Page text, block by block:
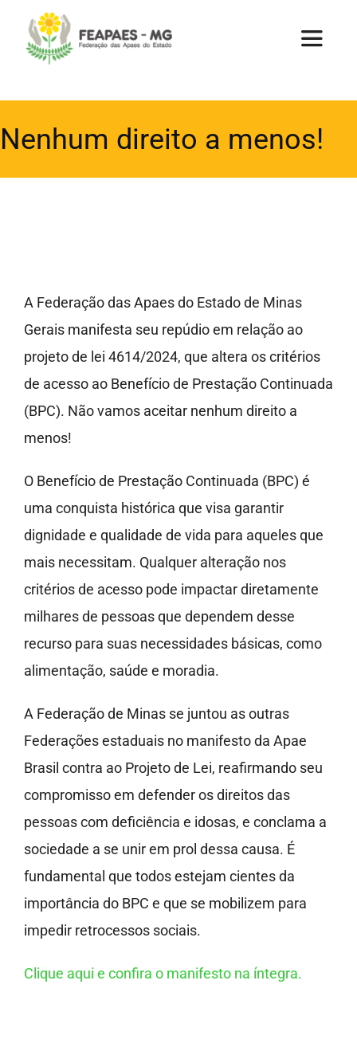
Toggle
Parcerias
Doe
Nenhum direito a menos!
A Federação das Apaes do Estado de Minas
Gerais manifesta seu repúdio em relação ao
projeto de lei 4614/2024, que altera os critérios
de acesso ao Benefício de Prestação Continuada
(BPC). Não vamos aceitar nenhum direito a
menos!
O Benefício de Prestação Continuada (BPC) é
uma conquista histórica que visa garantir
dignidade e qualidade de vida para aqueles que
mais necessitam. Qualquer alteração nos
critérios de acesso pode impactar diretamente
milhares de pessoas que dependem desse
recurso para suas necessidades básicas, como
alimentação, saúde e moradia.
A Federação de Minas se juntou as outras
Federações estaduais no manifesto da Apae
Brasil contra ao Projeto de Lei, reafirmando seu
compromisso em defender os direitos das
pessoas com deficiência e idosas, e conclama a
sociedade a se unir em prol dessa causa. É
fundamental que todos estejam cientes da
importância do BPC e que se mobilizem para
impedir retrocessos sociais.
Clique aqui e confira o manifesto na íntegra.